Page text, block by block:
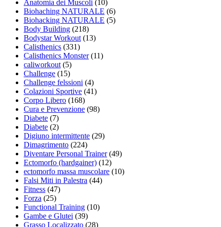
Anatomia dei Muscoli (10)
Biohaching NATURALE (6)
Biohacking NATURALE (5)
Body Building (218)
Bodystar Workout (13)
Calisthenics (331)
Calisthenics Monster(11)
caliworkout (5)
Challenge (15)
Challenge felssioni (4)
Colazioni Sportive (41)
Corpo Libero (168)
Cura e Prevenzione (98)
Diabete (7)
Diabete (2)
Digiuno intermittente (29)
Dimagrimento (224)
Diventare Personal Trainer(49)
Ectomorfo (hardgainer) (12)
ectomorfo massa muscolare (10)
Falsi Miti in Palestra (44)
Fitness (47)
Forza (25)
Functional Training (10)
Gambe e Glutei (39)
Grasso Localizzato (28)